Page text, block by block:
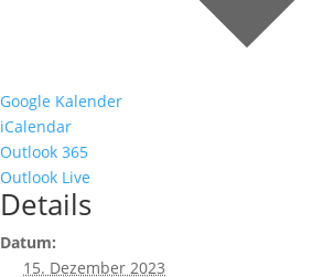
Google Kalender
iCalendar
Outlook 365
Outlook Live
Details
Datum:
15. Dezember 2023